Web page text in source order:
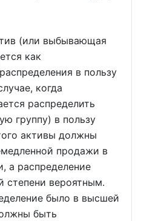
(или выбывающая
как
в пользу
когда
распределить
группу) в пользу
активы должны
продажи в
а распределение
вероятным.
было в высшей
быть